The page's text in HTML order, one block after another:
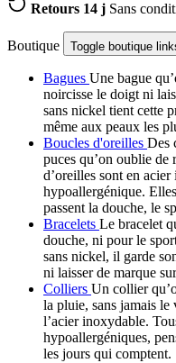
Retours 14 j Sans
Boutique Toggle boutique
Bagues Une bague
noircisse le doigt ni
sans nickel tient cette
même aux peaux les
Boucles d'oreilles Des
puces qu’on oublie de
d’oreilles sont en
hypoallergénique.
passent la douche, le
Bracelets Le bracelet
douche, ni pour le
sans nickel, il garde
ni laisser de marque
Colliers Un collier
la pluie, sans jamais le
l’acier inoxydable.
hypoallergéniques,
les jours qui comptent.